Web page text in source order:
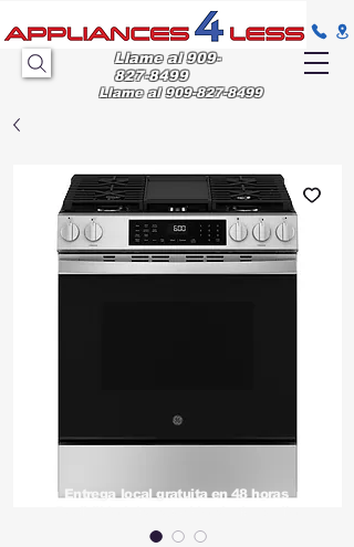
Llame al909-
827-8499
Llame al909-827-8499
Entrega local gratuita en 48 horas